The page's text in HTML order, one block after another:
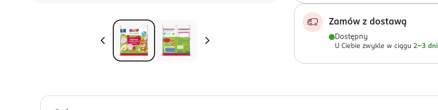
Zamów z dostawą
Dostępny
U Ciebie zwykle w ciągu 2-3 dni